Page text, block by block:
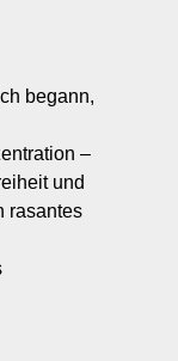
begann,
–
und
rasantes